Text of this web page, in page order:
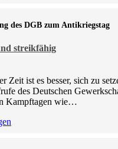
streikfähig
des DGB zum Antikriegstag
Zeit ist es besser, sich zu
des Deutschen
Kampftagen wie…